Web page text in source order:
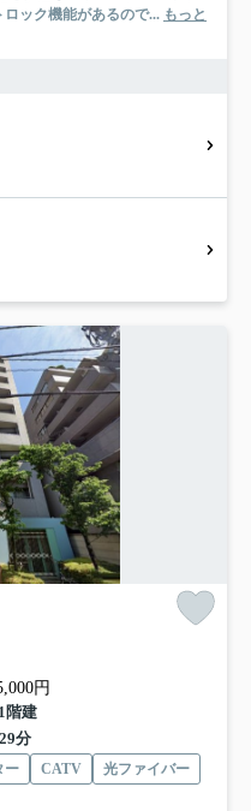
ック機能があるので... もっと
円
階建
分
ー CATV
光ファイバー